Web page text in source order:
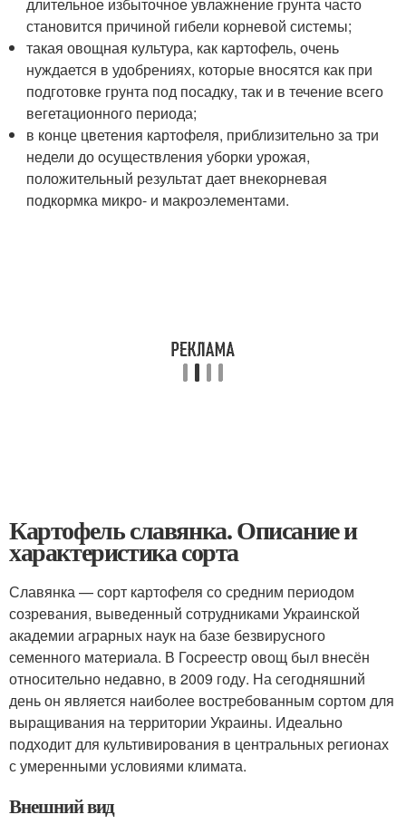
длительное избыточное увлажнение грунта часто
становится причиной гибели корневой системы;
такая овощная культура, как картофель, очень
нуждается в удобрениях, которые вносятся как при
подготовке грунта под посадку, так и в течение всего
вегетационного периода;
в конце цветения картофеля, приблизительно за три
недели до осуществления уборки урожая,
положительный результат дает внекорневая
подкормка микро- и макроэлементами.
Картофель славянка. Описание и
характеристика сорта
Славянка — сорт картофеля со средним периодом
созревания, выведенный сотрудниками Украинской
академии аграрных наук на базе безвирусного
семенного материала. В Госреестр овощ был внесён
относительно недавно, в 2009 году. На сегодняшний
день он является наиболее востребованным сортом для
выращивания на территории Украины. Идеально
подходит для культивирования в центральных регионах
с умеренными условиями климата.
Внешний вид